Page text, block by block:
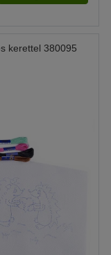
kerettel 380095